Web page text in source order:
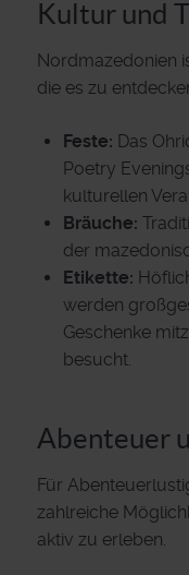
Kultur und
Nordmazedonien
die es zu
Feste: Das
Poetry
kulturellen
Bräuche:
der
Etikette:
werden
Geschenke
besucht.
Abenteuer
Für
zahlreiche
aktiv zu erleben.